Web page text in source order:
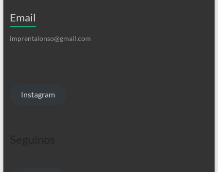
Email
imprentalonso@gmail.com
Instagram